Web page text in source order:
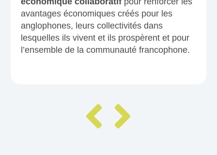
avantages économiques créés pour les
anglophones, leurs collectivités dans
lesquelles ils vivent et ils prospèrent et pour
l’ensemble de la communauté francophone.